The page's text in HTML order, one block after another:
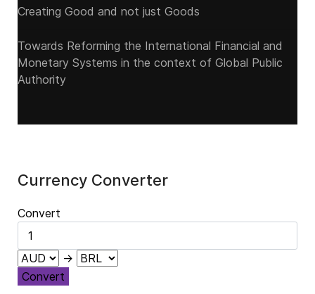
Creating Good and not just Goods
Towards Reforming the International Financial and
Monetary Systems in the context of Global Public
Authority
Currency Converter
Convert
→
Convert